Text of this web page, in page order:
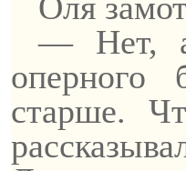
— Нет,
оперного
старше.